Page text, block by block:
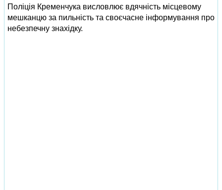
Поліція Кременчука висловлює вдячність місцевому
мешканцю за пильність та своєчасне інформування про
небезпечну знахідку.